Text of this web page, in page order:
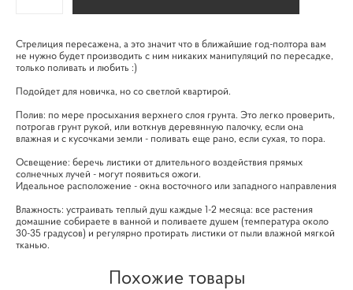
Стрелиция пересажена, а это значит что в ближайшие год-полтора вам
не нужно будет производить с ним никаких манипуляций по пересадке,
только поливать и любить :)
Подойдет для новичка, но со светлой квартирой.
Полив: по мере просыхания верхнего слоя грунта. Это легко проверить,
потрогав грунт рукой, или воткнув деревянную палочку, если она
влажная и с кусочками земли - поливать еще рано, если сухая, то пора.
Освещение: беречь листики от длительного воздействия прямых
солнечных лучей - могут появиться ожоги.
Идеальное расположение - окна восточного или западного направления
Влажность: устраивать теплый душ каждые 1-2 месяца: все растения
домашние собираете в ванной и поливаете душем (температура около
30-35 градусов) и регулярно протирать листики от пыли влажной мягкой
тканью.
Похожие товары